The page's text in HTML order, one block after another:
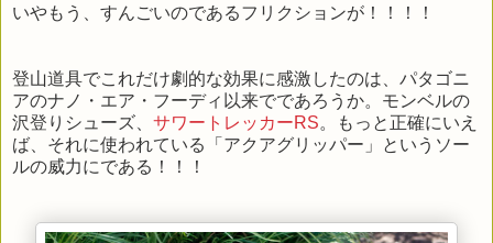
いやもう、すんごいのであるフリクションが！！！！
登山道具でこれだけ劇的な効果に感激したのは、パタゴニ
アのナノ・エア・フーディ以来でであろうか。モンベルの
沢登りシューズ、 サワートレッカーRS。もっと正確にいえ
ば、それに使われている「アクアグリッパー」というソー
ルの威力にである！！！